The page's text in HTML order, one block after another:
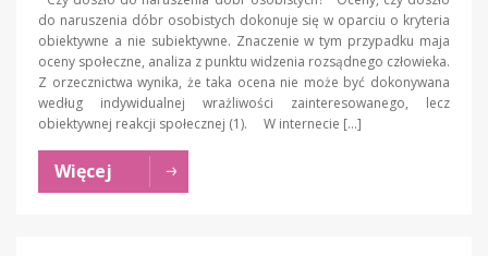
do naruszenia dóbr osobistych dokonuje się w oparciu o kryteria
obiektywne a nie subiektywne. Znaczenie w tym przypadku maja
oceny społeczne, analiza z punktu widzenia rozsądnego człowieka.
Z orzecznictwa wynika, że taka ocena nie może być dokonywana
według indywidualnej wrażliwości zainteresowanego, lecz
obiektywnej reakcji społecznej (1). W internecie […]
Więcej